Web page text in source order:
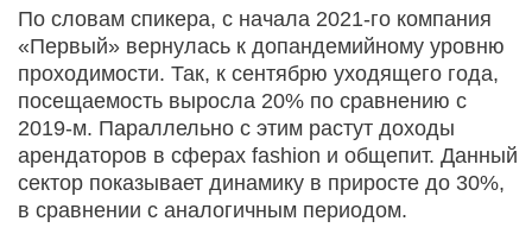
По словам спикера, с начала 2021-го компания
«Первый» вернулась к допандемийному уровню
проходимости. Так, к сентябрю уходящего года,
посещаемость выросла 20% по сравнению с
2019-м. Параллельно с этим растут доходы
арендаторов в сферах fashion и общепит. Данный
сектор показывает динамику в приросте до 30%,
в сравнении с аналогичным периодом.